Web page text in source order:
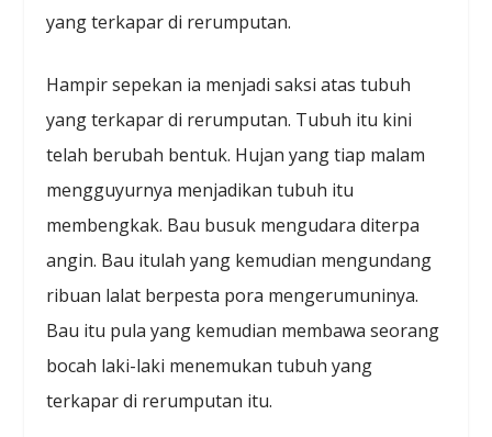
yang terkapar di rerumputan.
Hampir sepekan ia menjadi saksi atas tubuh
yang terkapar di rerumputan. Tubuh itu kini
telah berubah bentuk. Hujan yang tiap malam
mengguyurnya menjadikan tubuh itu
membengkak. Bau busuk mengudara diterpa
angin. Bau itulah yang kemudian mengundang
ribuan lalat berpesta pora mengerumuninya.
Bau itu pula yang kemudian membawa seorang
bocah laki-laki menemukan tubuh yang
terkapar di rerumputan itu.